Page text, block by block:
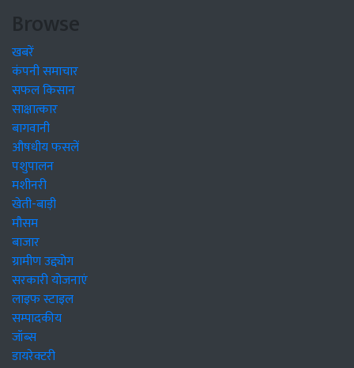
Browse
खबरें
कंपनी समाचार
सफल किसान
साक्षात्कार
बागवानी
औषधीय फसलें
पशुपालन
मशीनरी
खेती-बाड़ी
मौसम
बाजार
ग्रामीण उद्द्योग
सरकारी योजनाएं
लाइफ स्टाइल
सम्पादकीय
जॉब्स
डायरेक्टरी